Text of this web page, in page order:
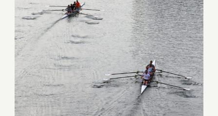
In classe (sociale) la solidarietà è ancora
un dovere